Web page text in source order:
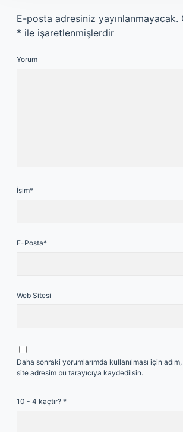
E-posta adresiniz yayınlanmayacak.
* ile işaretlenmişlerdir
Yorum
İsim*
E-Posta*
Web Sitesi
Daha sonraki yorumlarımda kullanılması için
site adresim bu tarayıcıya kaydedilsin.
10 - 4 kaçtır? *